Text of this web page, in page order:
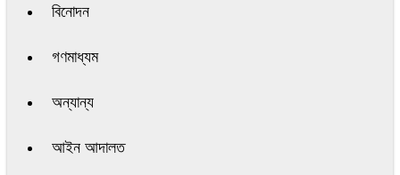
বিনোদন
গণমাধ্যম
অন্যান্য
আইন আদালত